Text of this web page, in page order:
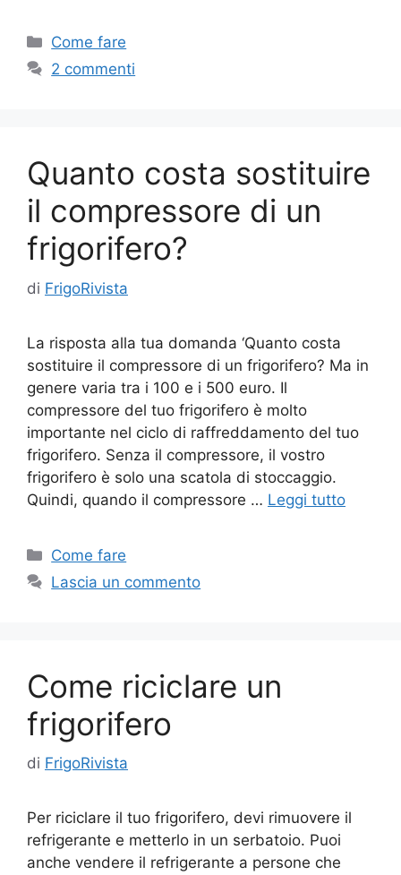
Categorie
Come fare
2 commenti
Quanto costa sostituire
il compressore di un
frigorifero?
di FrigoRivista
La risposta alla tua domanda ‘Quanto costa
sostituire il compressore di un frigorifero? Ma in
genere varia tra i 100 e i 500 euro. Il
compressore del tuo frigorifero è molto
importante nel ciclo di raffreddamento del tuo
frigorifero. Senza il compressore, il vostro
frigorifero è solo una scatola di stoccaggio.
Quindi, quando il compressore … Leggi tutto
Categorie
Come fare
Lascia un commento
Come riciclare un
frigorifero
di FrigoRivista
Per riciclare il tuo frigorifero, devi rimuovere il
refrigerante e metterlo in un serbatoio. Puoi
anche vendere il refrigerante a persone che